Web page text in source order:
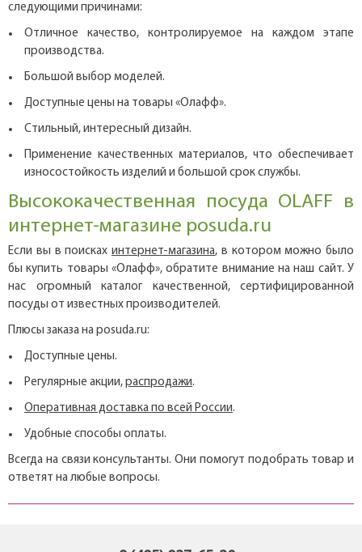
следующими причинами:
Отличное качество, контролируемое на каждом этапе
производства.
Большой выбор моделей.
Доступные цены на товары «Олафф».
Стильный, интересный дизайн.
Применение качественных материалов, что обеспечивает
износостойкость изделий и большой срок службы.
Высококачественная посуда OLAFF в
интернет-магазине posuda.ru
Если вы в поисках интернет-магазина, в котором можно было
бы купить товары «Олафф», обратите внимание на наш сайт. У
нас огромный каталог качественной, сертифицированной
посуды от известных производителей.
Плюсы заказа на posuda.ru:
Доступные цены.
Регулярные акции, распродажи.
Оперативная доставка по всей России.
Удобные способы оплаты.
Всегда на связи консультанты. Они помогут подобрать товар и
ответят на любые вопросы.